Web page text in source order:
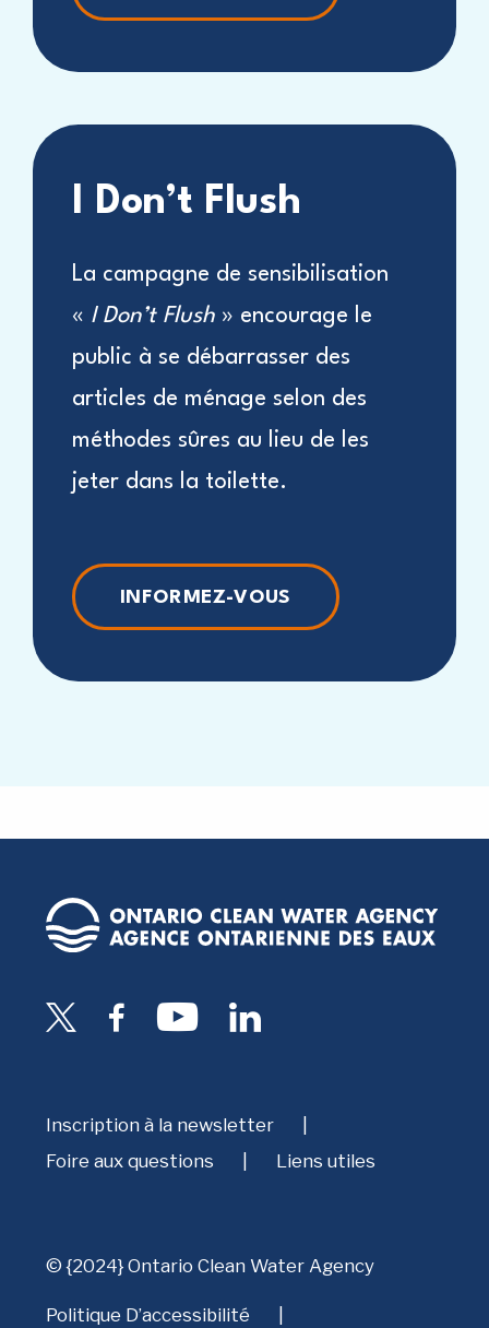
I Don’t Flush
La campagne de sensibilisation
« I Don’t Flush» encourage le
public à se débarrasser des
articles de ménage selon des
méthodes sûres au lieu de les
jeter dans la toilette.
INFORMEZ-VOUS
Inscription à la newsletter
Foire aux questions
Liens utiles
© {2024} Ontario Clean Water Agency
Politique D’accessibilité